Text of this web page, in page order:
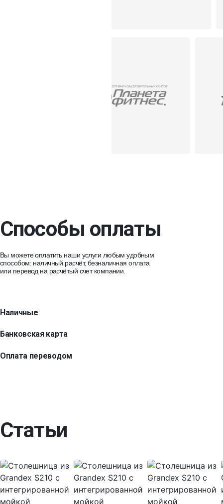
Способы оплаты
Вы можете оплатить наши услуги любым удобным
способом: наличный расчёт, безналичная оплата
или перевод на расчётый счет компании.
Наличные
Банковская карта
Оплата переводом
Статьи